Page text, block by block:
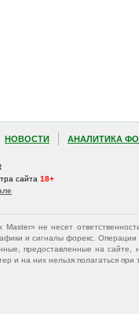
НОВОСТИ АНАЛИТИКА
сайта 18+
Master» не несет
и сигналы форекс.
предоставленные на
и на них нельзя полагаться при